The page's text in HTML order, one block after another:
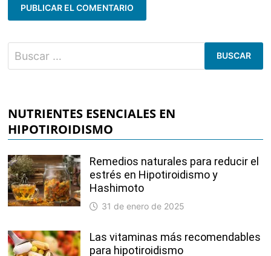
Buscar:
NUTRIENTES ESENCIALES EN
HIPOTIROIDISMO
Remedios naturales para reducir el
estrés en Hipotiroidismo y
Hashimoto
31 de enero de 2025
Las vitaminas más recomendables
para hipotiroidismo